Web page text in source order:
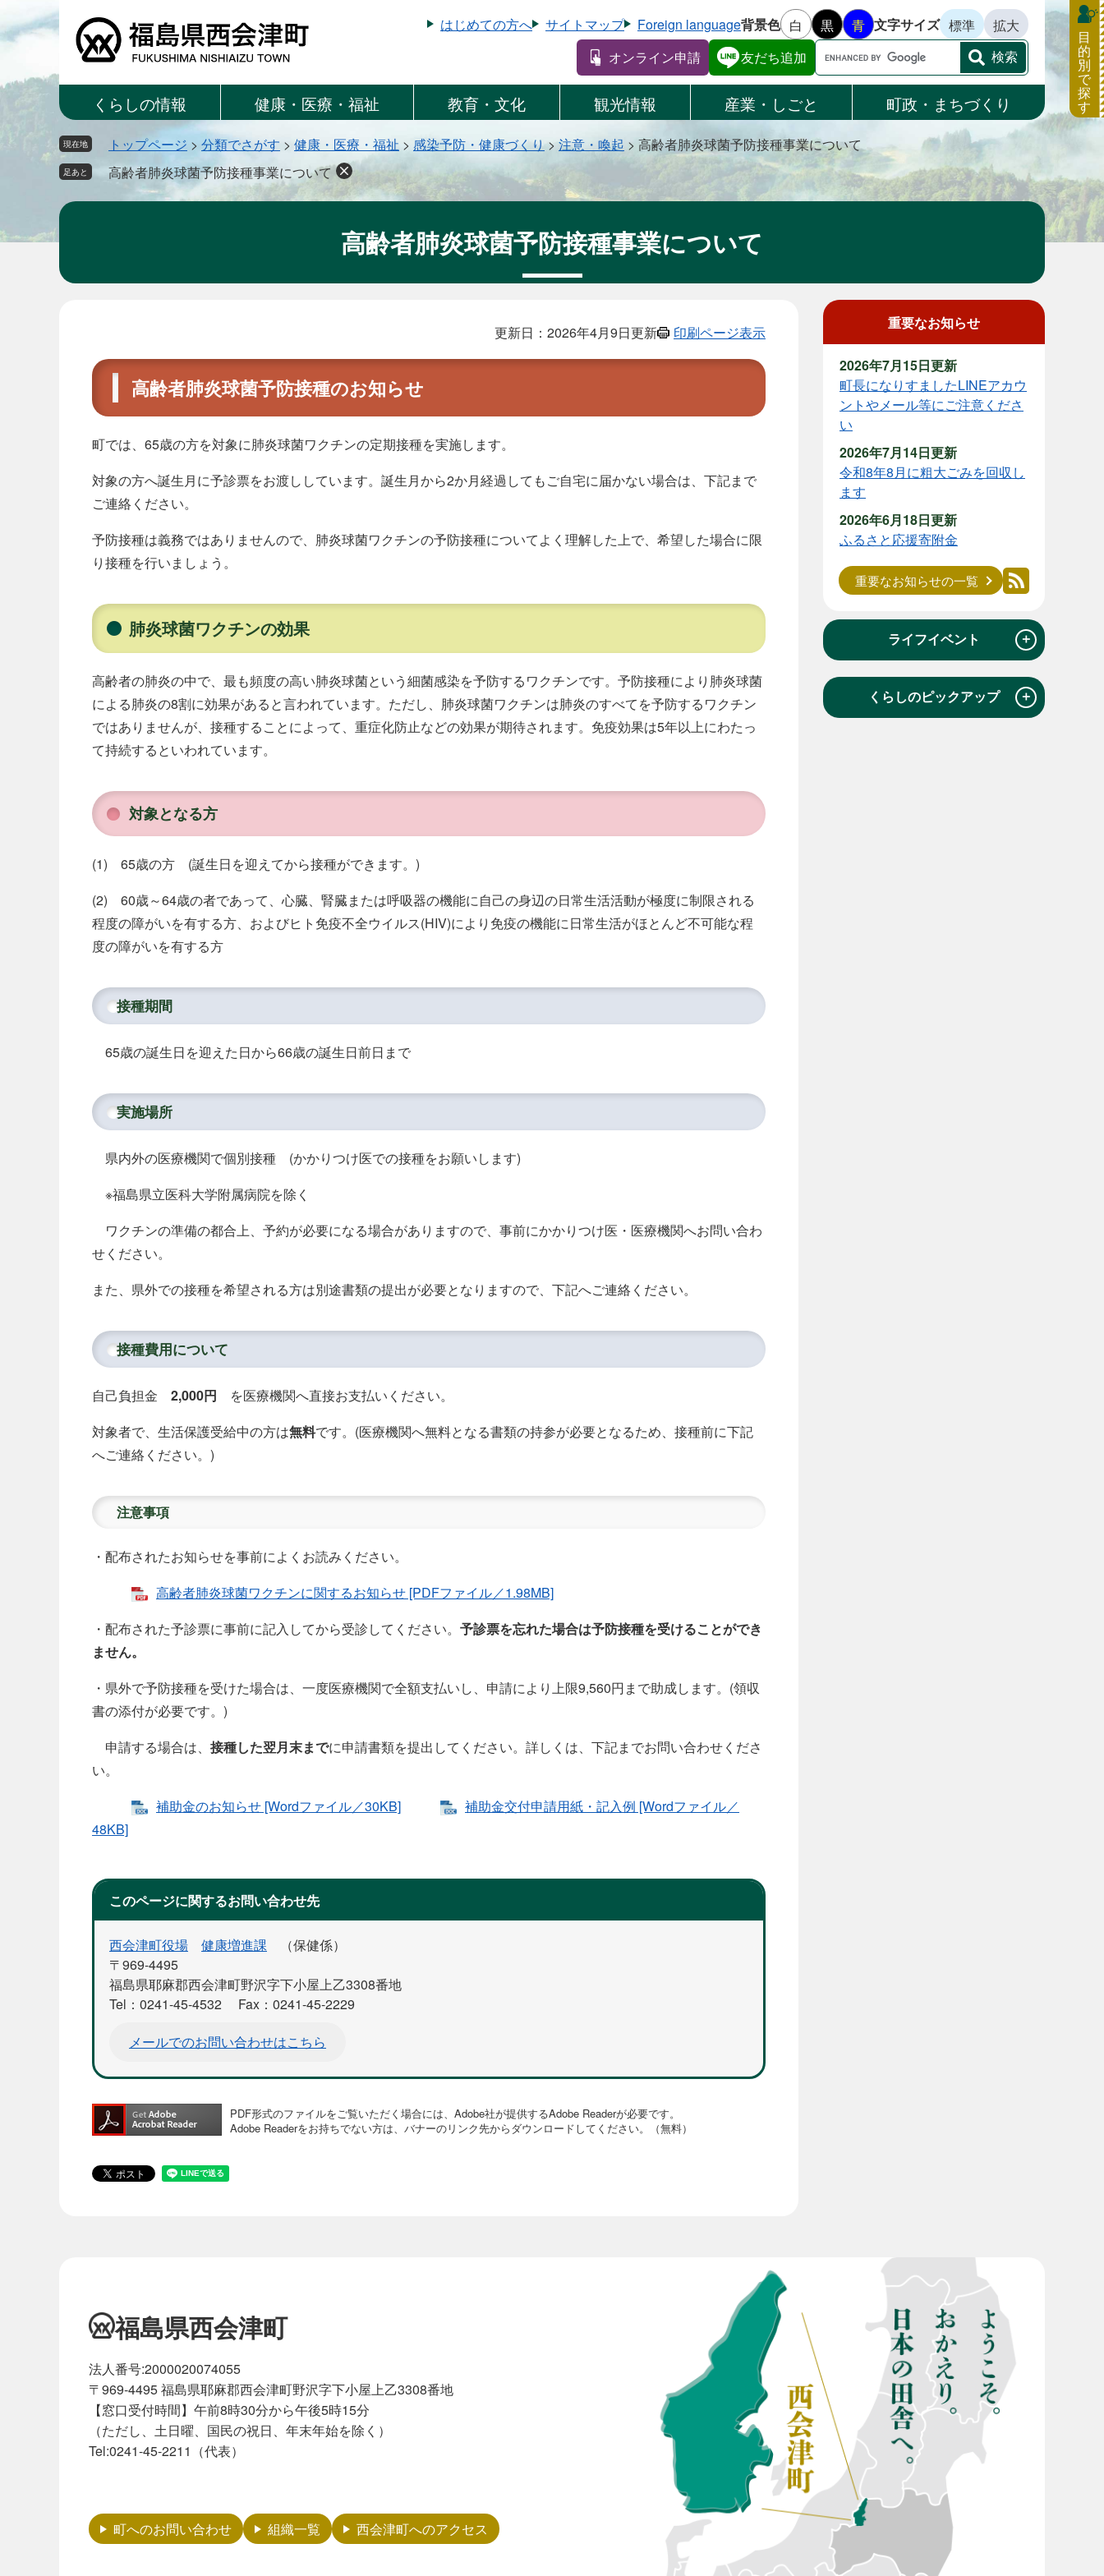
ー
ジ
先
す。
ニ
ュ
を
し
へ
はじめての方へ サイトマップ Foreign language背景色 白 黒 青 文字サイズ 標準
拡大
オンライン申請
友だち追加
Google
カ
ス
検
索
くらしの情報 健康・医療・福祉 教育・文化 観光情報 産業・しごと 町政・まちづくり
目
的
別
で
探
す
現在地 トップページ > 分類でさがす > 健康・医療・福祉 > 感染予防・健康づくり>注意・喚起 > 高齢者肺炎球菌予防接種事業について
足あと 高齢者肺炎球菌予防接種事業について
高齢者肺炎球菌予防接種事業について
文
更新日：2026年4月9日更新 印刷ページ表示
高齢者肺炎球菌予防接種のお知らせ
町では、65歳の方を対象に肺炎球菌ワクチンの定期接種を実施します。
対象の方へ誕生月に予診票をお渡ししています。誕生月から2か月経過してもご自宅に届かない場合は、下記まで
ご連絡ください。
予防接種は義務ではありませんので、肺炎球菌ワクチンの予防接種についてよく理解した上で、希望した場合に限
り接種を行いましょう。
肺炎球菌ワクチンの効果
高齢者の肺炎の中で、最も頻度の高い肺炎球菌という細菌感染を予防するワクチンです。予防接種により肺炎球菌
による肺炎の8割に効果があると言われています。ただし、肺炎球菌ワクチンは肺炎のすべてを予防するワクチン
ではありませんが、接種することによって、重症化防止などの効果が期待されます。免疫効果は5年以上にわたっ
て持続するといわれています。
対象となる方
(1) 65歳の方 (誕生日を迎えてから接種ができます。)
(2) 60歳～64歳の者であって、心臓、腎臓または呼吸器の機能に自己の身辺の日常生活活動が極度に制限される
程度の障がいを有する方、およびヒト免疫不全ウイルス(HIV)により免疫の機能に日常生活がほとんど不可能な程
度の障がいを有する方
接種期間
65歳の誕生日を迎えた日から66歳の誕生日前日まで
実施場所
県内外の医療機関で個別接種 (かかりつけ医での接種をお願いします)
※福島県立医科大学附属病院を除く
ワクチンの準備の都合上、予約が必要になる場合がありますので、事前にかかりつけ医・医療機関へお問い合わ
せください。
また、県外での接種を希望される方は別途書類の提出が必要となりますので、下記へご連絡ください。
接種費用について
自己負担金 2,000円 を医療機関へ直接お支払いください。
対象者で、生活保護受給中の方は無料です。(医療機関へ無料となる書類の持参が必要となるため、接種前に下記
へご連絡ください。)
注意事項
・配布されたお知らせを事前によくお読みください。
高齢者肺炎球菌ワクチンに関するお知らせ [PDFファイル／1.98MB]
・配布された予診票に事前に記入してから受診してください。 予診票を忘れた場合は予防接種を受けることができ
ません。
・県外で予防接種を受けた場合は、一度医療機関で全額支払いし、申請により上限9,560円まで助成します。(領収
書の添付が必要です。)
申請する場合は、 接種した翌月末までに申請書類を提出してください。詳しくは、下記までお問い合わせくださ
い。
補助金のお知らせ [Wordファイル／30KB]
補助金交付申請用紙・記入例 [Wordファイル／
48KB]
このページに関するお問い合わせ先
西会津町役場 健康増進課
保健係
〒969-4495
福島県耶麻郡西会津町野沢字下小屋上乙3308番地
Tel：0241-45-4532
Fax：0241-45-2229
メールでのお問い合わせはこちら
PDF形式のファイルをご覧いただく場合には、Adobe社が提供するAdobe Readerが必要です。
Adobe Readerをお持ちでない方は、バナーのリンク先からダウンロードしてください。（無料）
重要なお知らせ
2026年7月15日更新
町長になりすましたLINEアカウ
ントやメール等にご注意くださ
い
2026年7月14日更新
令和8年8月に粗大ごみを回収し
ます
2026年6月18日更新
ふるさと応援寄附金
重要なお知らせの一覧
ライフイベント ＋
くらしのピックアップ ＋
福島県西会津町
法人番号:2000020074055
〒969-4495 福島県耶麻郡西会津町野沢字下小屋上乙3308番地
【窓口受付時間】午前8時30分から午後5時15分
（ただし、土日曜、国民の祝日、年末年始を除く）
Tel:0241-45-2211（代表）
町へのお問い合わせ 組織一覧 西会津町へのアクセス